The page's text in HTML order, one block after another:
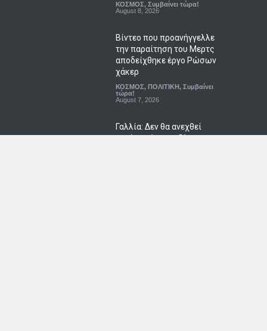
ΚΟΣΜΟΣ, Συμβαίνει τώρα!
August 8, 2026
Βίντεο που προανήγγελλε
την παραίτηση του Μερτς
αποδείχθηκε έργο Ρώσων
χάκερ
ΚΟΣΜΟΣ, ΠΟΛΙΤΙΚΗ, Συμβαίνει
τώρα!
August 7, 2026
Γαλλία: Δεν θα ανεχθεί
καμία απόπειρα ξένης